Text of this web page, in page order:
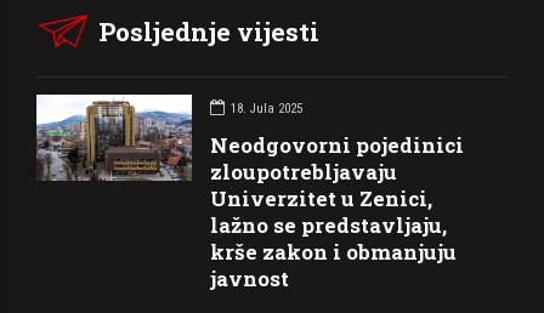
Posljednje vijesti
18. Jula 2025
Neodgovorni pojedinici
zloupotrebljavaju
Univerzitet u Zenici,
lažno se predstavljaju,
krše zakon i obmanjuju
javnost